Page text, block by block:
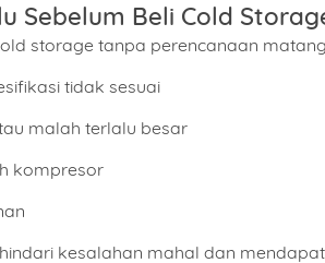
Sebelum Beli Cold
storage tanpa perencanaan
tidak sesuai
malah terlalu besar
kompresor
kesalahan mahal dan